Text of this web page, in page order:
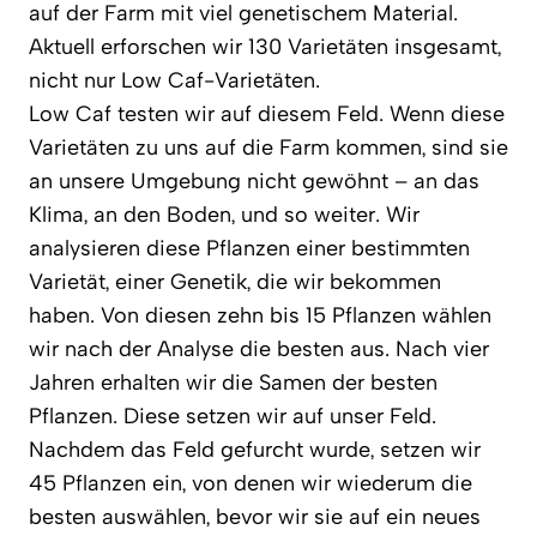
auf der Farm mit viel genetischem Material.
Aktuell erforschen wir 130 Varietäten insgesamt,
nicht nur Low Caf-Varietäten.
Low Caf testen wir auf diesem Feld. Wenn diese
Varietäten zu uns auf die Farm kommen, sind sie
an unsere Umgebung nicht gewöhnt – an das
Klima, an den Boden, und so weiter. Wir
analysieren diese Pflanzen einer bestimmten
Varietät, einer Genetik, die wir bekommen
haben. Von diesen zehn bis 15 Pflanzen wählen
wir nach der Analyse die besten aus. Nach vier
Jahren erhalten wir die Samen der besten
Pflanzen. Diese setzen wir auf unser Feld.
Nachdem das Feld gefurcht wurde, setzen wir
45 Pflanzen ein, von denen wir wiederum die
besten auswählen, bevor wir sie auf ein neues